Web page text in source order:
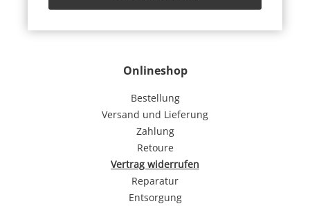
Onlineshop
Bestellung
Versand und Lieferung
Zahlung
Retoure
Vertrag widerrufen
Reparatur
Entsorgung